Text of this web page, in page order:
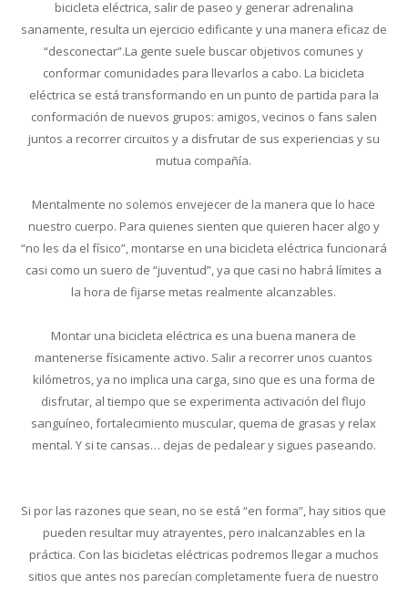
bicicleta eléctrica, salir de paseo y generar adrenalina
sanamente, resulta un ejercicio edificante y una manera eficaz de
“desconectar”.La gente suele buscar objetivos comunes y
conformar comunidades para llevarlos a cabo. La bicicleta
eléctrica se está transformando en un punto de partida para la
conformación de nuevos grupos: amigos, vecinos o fans salen
juntos a recorrer circuitos y a disfrutar de sus experiencias y su
mutua compañía.
Mentalmente no solemos envejecer de la manera que lo hace
nuestro cuerpo. Para quienes sienten que quieren hacer algo y
“no les da el físico”, montarse en una bicicleta eléctrica funcionará
casi como un suero de “juventud”, ya que casi no habrá límites a
la hora de fijarse metas realmente alcanzables.
Montar una bicicleta eléctrica es una buena manera de
mantenerse físicamente activo. Salir a recorrer unos cuantos
kilómetros, ya no implica una carga, sino que es una forma de
disfrutar, al tiempo que se experimenta activación del flujo
sanguíneo, fortalecimiento muscular, quema de grasas y relax
mental. Y si te cansas… dejas de pedalear y sigues paseando.
Si por las razones que sean, no se está “en forma”, hay sitios que
pueden resultar muy atrayentes, pero inalcanzables en la
práctica. Con las bicicletas eléctricas podremos llegar a muchos
sitios que antes nos parecían completamente fuera de nuestro